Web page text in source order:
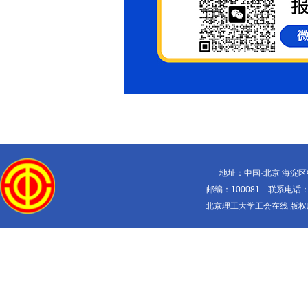
地址：中国·北京 海淀
邮编：100081 联系电话
北京理工大学工会在线 版